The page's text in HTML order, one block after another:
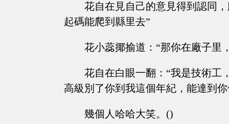
花自在見自己的意見得到認同
起碼能爬到縣里去”
花小蕊揶揄道：“那你在廠子里
花自在白眼一翻：“我是技術工
高級別了你到我這個年紀，能達到
幾個人哈哈大笑。()